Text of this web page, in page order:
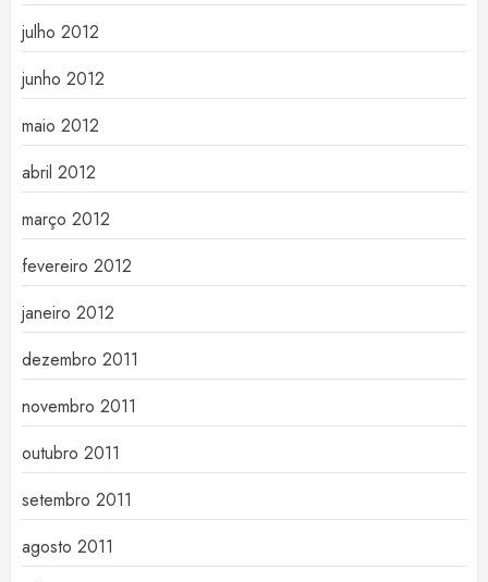
julho 2012
junho 2012
maio 2012
abril 2012
março 2012
fevereiro 2012
janeiro 2012
dezembro 2011
novembro 2011
outubro 2011
setembro 2011
agosto 2011